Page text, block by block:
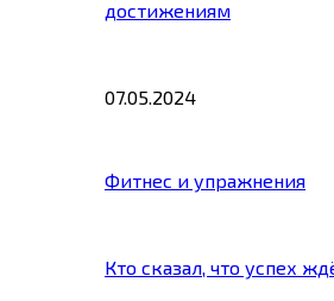
достижениям
07.05.2024
Фитнес и упражнения
Кто сказал, что успех